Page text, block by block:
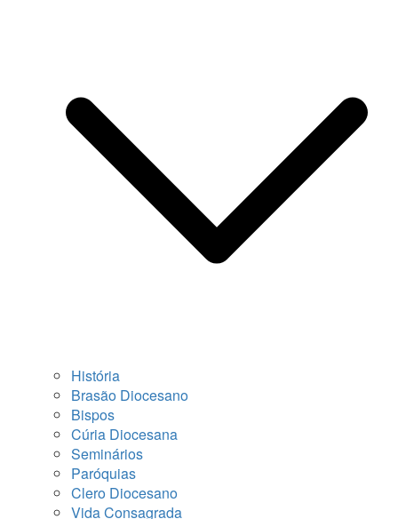
História
Brasão Diocesano
Bispos
Cúria Diocesana
Seminários
Paróquias
Clero Diocesano
Vida Consagrada